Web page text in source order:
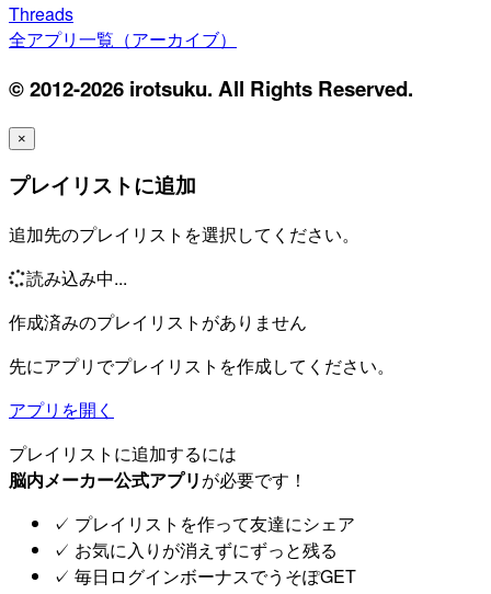
Threads
全アプリ一覧（アーカイブ）
© 2012-2026 irotsuku. All Rights Reserved.
×
プレイリストに追加
追加先のプレイリストを選択してください。
読み込み中...
作成済みのプレイリストがありません
先にアプリでプレイリストを作成してください。
アプリを開く
プレイリストに追加するには
脳内メーカー公式アプリが必要です！
✓ プレイリストを作って友達にシェア
✓ お気に入りが消えずにずっと残る
✓ 毎日ログインボーナスでうそぽGET